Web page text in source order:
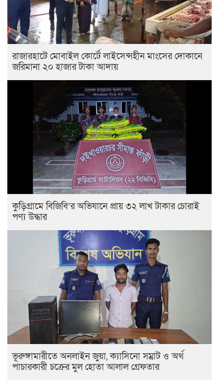
রাজারহাটে মোবাইল কোর্টে লাইসেন্সহীন মাংসের দোকানে
জরিমানা ২০ হাজার টাকা আদায়
কুড়িগ্রামে বিজিবি’র অভিযানে প্রায় ৩২ লাখ টাকার চোরাই
পণ্য উদ্ধার
ভূরুঙ্গামারীতে অনলাইন জুয়া, ক্যাসিনো সম্রাট ও অর্থ
পাচারকারী চক্রের মুল হোতা আলাল গ্রেফতার